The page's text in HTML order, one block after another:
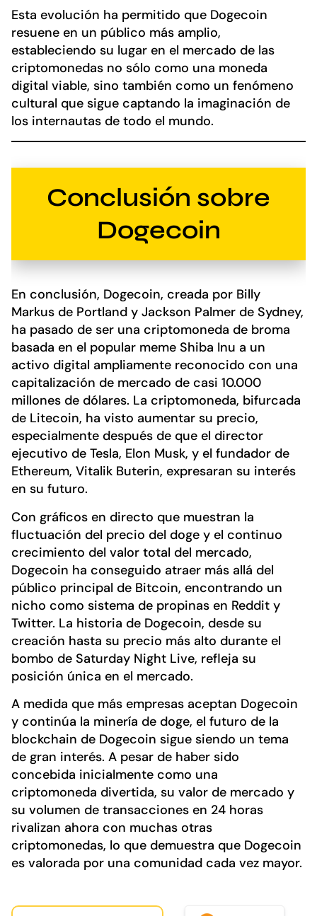
Esta evolución ha permitido que Dogecoin
resuene en un público más amplio,
estableciendo su lugar en el mercado de las
criptomonedas no sólo como una moneda
digital viable, sino también como un fenómeno
cultural que sigue captando la imaginación de
los internautas de todo el mundo.
Conclusión sobre
Dogecoin
En conclusión, Dogecoin, creada por Billy
Markus de Portland y Jackson Palmer de Sydney,
ha pasado de ser una criptomoneda de broma
basada en el popular meme Shiba Inu a un
activo digital ampliamente reconocido con una
capitalización de mercado de casi 10.000
millones de dólares. La criptomoneda, bifurcada
de Litecoin, ha visto aumentar su precio,
especialmente después de que el director
ejecutivo de Tesla, Elon Musk, y el fundador de
Ethereum, Vitalik Buterin, expresaran su interés
en su futuro.
Con gráficos en directo que muestran la
fluctuación del precio del doge y el continuo
crecimiento del valor total del mercado,
Dogecoin ha conseguido atraer más allá del
público principal de Bitcoin, encontrando un
nicho como sistema de propinas en Reddit y
Twitter. La historia de Dogecoin, desde su
creación hasta su precio más alto durante el
bombo de Saturday Night Live, refleja su
posición única en el mercado.
A medida que más empresas aceptan Dogecoin
y continúa la minería de doge, el futuro de la
blockchain de Dogecoin sigue siendo un tema
de gran interés. A pesar de haber sido
concebida inicialmente como una
criptomoneda divertida, su valor de mercado y
su volumen de transacciones en 24 horas
rivalizan ahora con muchas otras
criptomonedas, lo que demuestra que Dogecoin
es valorada por una comunidad cada vez mayor.